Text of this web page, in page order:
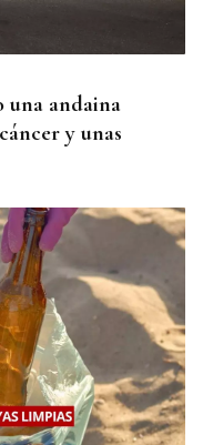
una andaina
y unas